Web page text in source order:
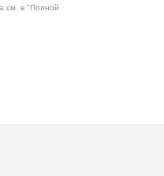
см. в "Полной